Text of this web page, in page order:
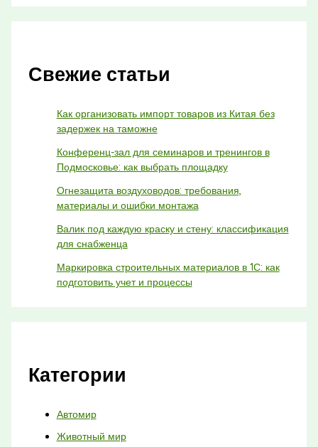
Свежие статьи
Как организовать импорт товаров из Китая без
задержек на таможне
Конференц-зал для семинаров и тренингов в
Подмосковье: как выбрать площадку
Огнезащита воздуховодов: требования,
материалы и ошибки монтажа
Валик под каждую краску и стену: классификация
для снабженца
Маркировка строительных материалов в 1С: как
подготовить учет и процессы
Категории
Автомир
Животный мир